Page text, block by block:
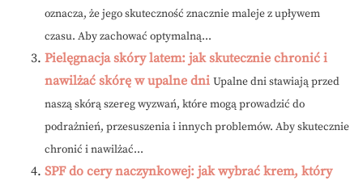
oznacza, że jego skuteczność znacznie maleje z upływem
czasu. Aby zachować optymalną...
Pielęgnacja skóry latem: jak skutecznie chronić i
nawilżać skórę w upalne dni Upalne dni stawiają przed
naszą skórą szereg wyzwań, które mogą prowadzić do
podrażnień, przesuszenia i innych problemów. Aby skutecznie
chronić i nawilżać...
SPF do cery naczynkowej: jak wybrać krem, który